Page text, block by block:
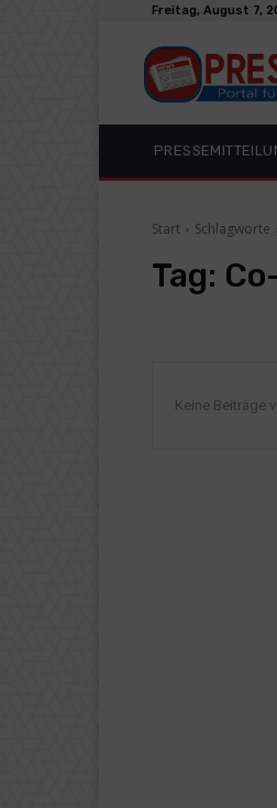
Freitag, August 7,
Start Schlagworte
Tag:
Keine Beiträge